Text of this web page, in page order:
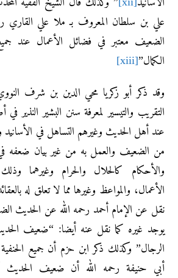
علي بن سلطان المعروف بـ ملا علي القاري
الضعيف معتبر في فضائل الأعمال عند
الكمال”[xiii]
وقد ذكر أبو زكريا محي الدين بن شرف
التقريب والتيسير لمعرفة سنن البشير النذير
‌عند ‌أهل ‌الحديث وغيرهم التساهل في
من الضعيف والعمل به من غير بيان ضعفه
والأحكام كالحلال والحرام وغيرهما
الأعمال، والمواعظ وغيرها مما لا تعلق له
نقل عن الإمام أحمد رحمه الله عن الحديث
يوجد غيره كما نقل عنه أيضا: “ضعيف
الرجال” وكذلك ذكر ابن حزم أن جميع
أبي حنيفة رحمه الله أن ضعيف الحديث